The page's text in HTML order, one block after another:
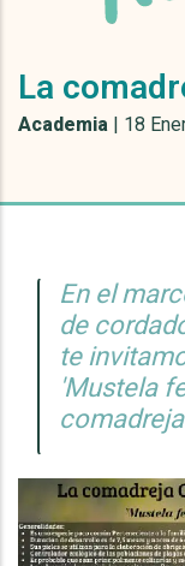
La
Academia | 18
En el
de
te
'Mustela